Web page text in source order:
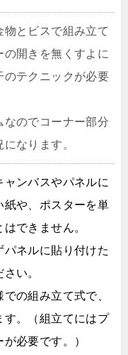
物とビスで組み立て
の開きを無くすよに
のテクニックが必要
なのでコーナー部分
なります。
ャンバスやパネルに
紙や、ポスターを単
できません。
ネルに貼り付けた
い。
の組み立て式で、
す。（組立てにはプ
必要です。）